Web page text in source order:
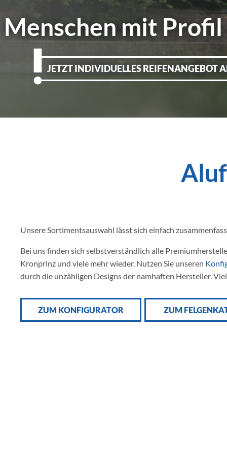
Menschen mit Profil
JETZT INDIVIDUELLES REIFENANGEBOT
Unsere Sortimentsauswahl lässt sich einfach
Bei uns finden sich selbstverständlich alle
Kronprinz und viele mehr wieder. Nutzen Sie unseren
durch die unzähligen Designs der namhaften Hersteller.
ZUM KONFIGURATOR ZUM